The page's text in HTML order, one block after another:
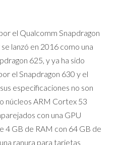
el Qualcomm Snapdragon
lanzó en 2016 como una
625, y ya ha sido
el Snapdragon 630 y el
especificaciones no son
núcleos ARM Cortex 53
con una GPU
4 GB de RAM con 64 GB de
ranura para tarjetas